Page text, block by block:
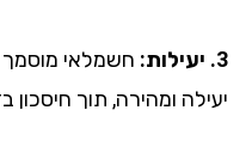
חשמלאי מוסמך
ומהירה, תוך חיסכון בזמן